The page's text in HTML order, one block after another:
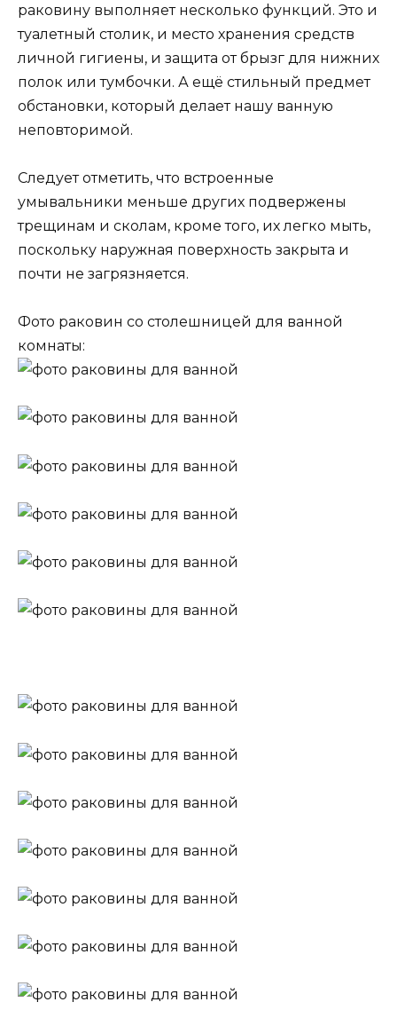
раковину выполняет несколько функций. Это и
туалетный столик, и место хранения средств
личной гигиены, и защита от брызг для нижних
полок или тумбочки. А ещё стильный предмет
обстановки, который делает нашу ванную
неповторимой.
Следует отметить, что встроенные
умывальники меньше других подвержены
трещинам и сколам, кроме того, их легко мыть,
поскольку наружная поверхность закрыта и
почти не загрязняется.
Фото раковин со столешницей для ванной
комнаты: